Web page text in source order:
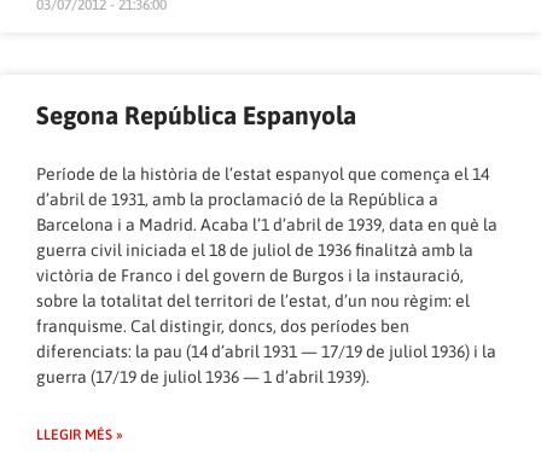
03/07/2012 - 21:36:00
Segona República Espanyola
Període de la història de l’estat espanyol que comença el 14
d’abril de 1931, amb la proclamació de la República a
Barcelona i a Madrid. Acaba l’1 d’abril de 1939, data en què la
guerra civil iniciada el 18 de juliol de 1936 finalitzà amb la
victòria de Franco i del govern de Burgos i la instauració,
sobre la totalitat del territori de l’estat, d’un nou règim: el
franquisme. Cal distingir, doncs, dos períodes ben
diferenciats: la pau (14 d’abril 1931 — 17/19 de juliol 1936) i la
guerra (17/19 de juliol 1936 — 1 d’abril 1939).
LLEGIR MÉS »